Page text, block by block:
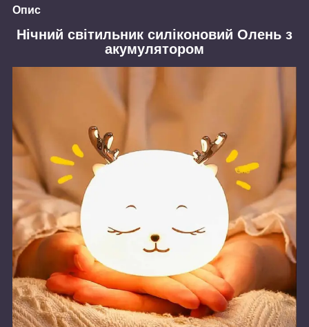
Опис
Нічний світильник силіконовий Олень з
акумулятором